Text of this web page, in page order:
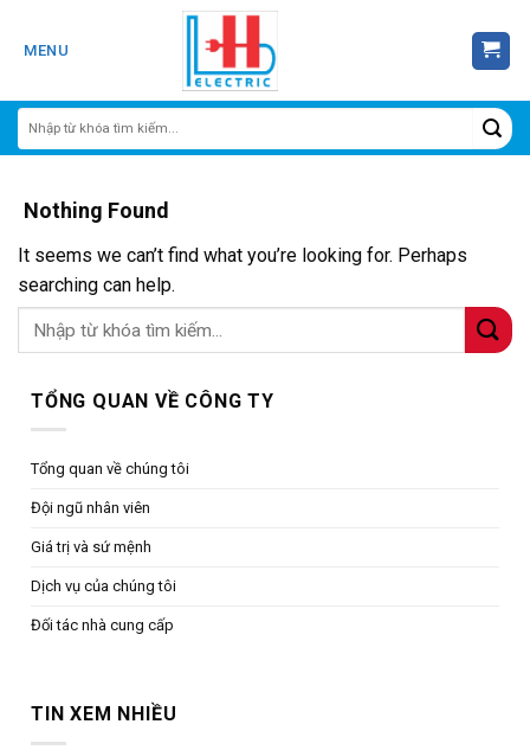
MENU
Nothing Found
It seems we can’t find what you’re looking for. Perhaps
searching can help.
TỔNG QUAN VỀ CÔNG TY
Tổng quan về chúng tôi
Đội ngũ nhân viên
Giá trị và sứ mệnh
Dịch vụ của chúng tôi
Đối tác nhà cung cấp
TIN XEM NHIỀU